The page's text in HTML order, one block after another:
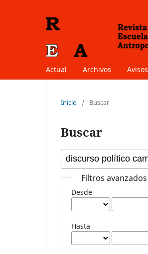
Actual Archivos Avisos
Inicio / Buscar
Buscar
Filtros avanzados
Desde
Hasta